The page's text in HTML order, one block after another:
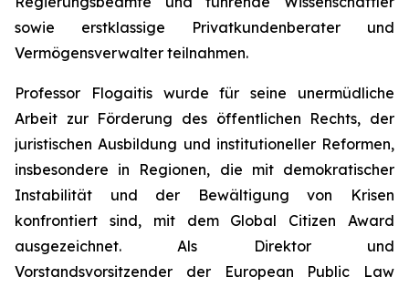
sowie erstklassige Privatkundenberater und
Vermögensverwalter teilnahmen.
Professor Flogaitis wurde für seine unermüdliche
Arbeit zur Förderung des öffentlichen Rechts, der
juristischen Ausbildung und institutioneller Reformen,
insbesondere in Regionen, die mit demokratischer
Instabilität und der Bewältigung von Krisen
konfrontiert sind, mit dem Global Citizen Award
ausgezeichnet. Als Direktor und
Vorstandsvorsitzender der European Public Law